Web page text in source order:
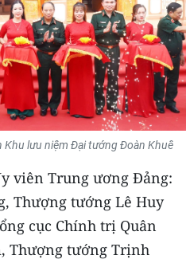
lưu niệm Đại tướng Đoàn Khuê
viên Trung ương Đảng:
Thượng tướng Lê Huy
cục Chính trị Quân
Thượng tướng Trịnh